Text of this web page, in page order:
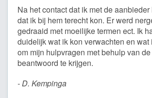
Na het contact dat ik met de
dat ik bij hem terecht kon. Er werd
gedraaid met moeilijke termen ect. Ik
duidelijk wat ik kon verwachten en wat
om mijn hulpvragen met behulp van
beantwoord te krijgen.
- D. Kempinga